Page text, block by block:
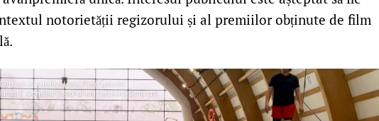
notorietății regizorului și al premiilor obținute de film